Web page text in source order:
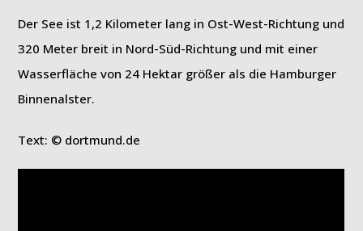
Der See ist 1,2 Kilometer lang in Ost-West-Richtung und
320 Meter breit in Nord-Süd-Richtung und mit einer
Wasserfläche von 24 Hektar größer als die Hamburger
Binnenalster.
Text: © dortmund.de